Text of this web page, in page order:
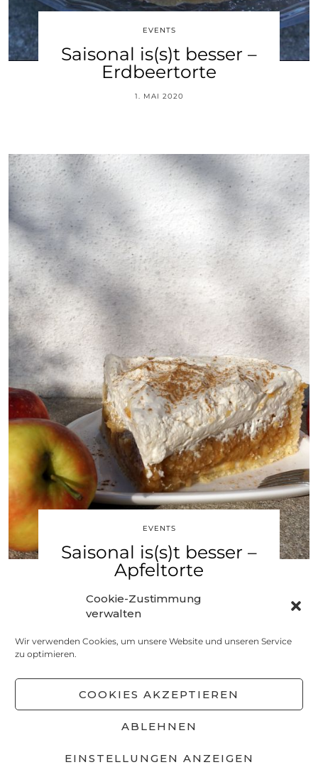
Cookie-Zustimmung
verwalten
Wir verwenden Cookies, um unsere Website und unseren Service
zu optimieren.
COOKIES AKZEPTIEREN
ABLEHNEN
EINSTELLUNGEN ANZEIGEN
EVENTS
Saisonal is(s)t besser –
Erdbeertorte
1. MAI 2020
EVENTS
Saisonal is(s)t besser –
Apfeltorte
3. APRIL 2020
NEUERE BEITRÄGE ÄLTERE BEITRÄGE
DATENSCHUTZ
IMPRESSUM
COOKIE-RICHTLINIE